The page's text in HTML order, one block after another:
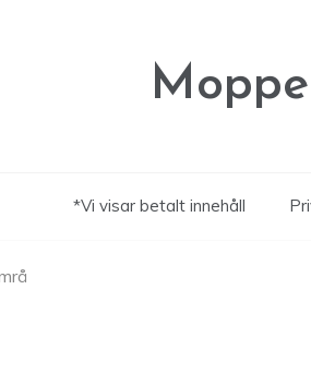
*Vi visar betalt innehåll